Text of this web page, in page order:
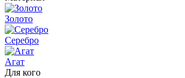
Золото
Серебро
Агат
Для кого